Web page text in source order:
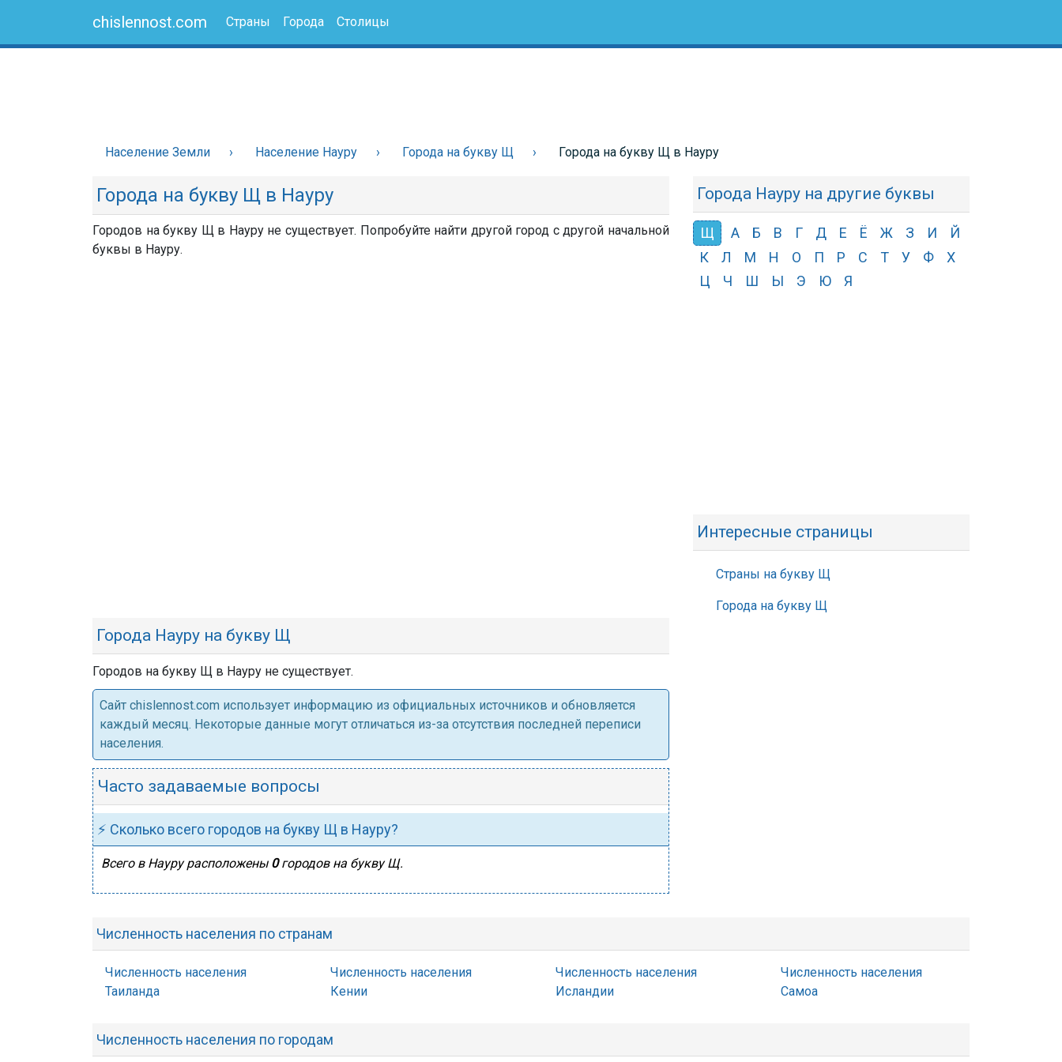
chislennost.com Страны Города Столицы
Население Земли Население Науру Города на букву Щ Города на букву Щ в Науру
Города на букву Щ в Науру
Городов на букву Щ в Науру не существует. Попробуйте найти другой город с другой начальной
буквы в Науру.
Города Науру на букву Щ
Городов на букву Щ в Науру не существует.
Cайт chislennost.com использует информацию из официальных источников и обновляется
каждый месяц. Некоторые данные могут отличаться из-за отсутствия последней переписи
населения.
Часто задаваемые вопросы
⚡ Сколько всего городов на букву Щ в Науру?
Всего в Науру расположены 0городов на букву Щ.
Города Науру на другие буквы
Щ А Б В Г Д Е Ё Ж З И
Й
К
Л М Н О П Р С Т У Ф
Х
Ц
Ч Ш Ы Э Ю Я
Интересные страницы
Страны на букву Щ
Города на букву Щ
Численность населения по странам
Численность населения
Таиланда
Численность населения
Кении
Численность населения
Исландии
Численность населения
Самоа
Численность населения по городам